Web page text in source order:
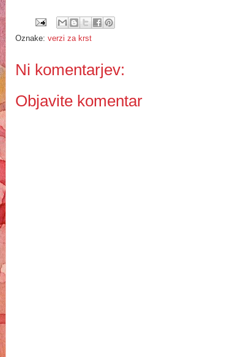
Oznake: verzi za krst
Ni komentarjev:
Objavite komentar